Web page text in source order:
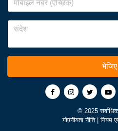
भेजिए
© 2025
गोपनीयता नीति |नियम